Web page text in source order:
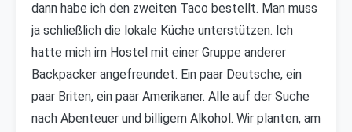
dann habe ich den zweiten Taco bestellt. Man muss
ja schließlich die lokale Küche unterstützen. Ich
hatte mich im Hostel mit einer Gruppe anderer
Backpacker angefreundet. Ein paar Deutsche, ein
paar Briten, ein paar Amerikaner. Alle auf der Suche
nach Abenteuer und billigem Alkohol. Wir planten, am